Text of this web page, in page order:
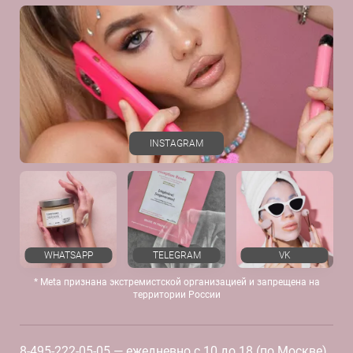
Договор оферты
Политика конфиденциальности
Реквизиты
Отзывы
Даю согласие на рекламную рассылку
INSTAGRAM
WHATSAPP TELEGRAM VK
* Meta признана экстремистской организацией и запрещена на
территории России